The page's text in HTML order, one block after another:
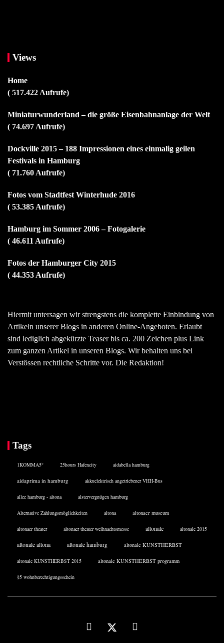
Views
Home
( 517.422 Aufrufe)
Miniaturwunderland – die größe Eisenbahnanlage der Welt
( 74.697 Aufrufe)
Dockville 2015 – 188 Impressionen eines einmalig geilen
Festivals in Hamburg
( 71.760 Aufrufe)
Fotos vom Stadtfest Winterhude 2016
( 53.385 Aufrufe)
Hamburg im Sommer 2006 – Fotogalerie
( 46.611 Aufrufe)
Fotos der Hamburger City 2015
( 44.353 Aufrufe)
Hiermit untersagen wir strengstens die komplette Einbindung von
Artikeln unserer Blogs in anderen Online-Angeboten. Erlaubt
sind lediglich abgekürzte Teaser bis ca. 200 Zeichen plus Link
zum ganzen Artikel in unseren Blogs. Wir behalten uns bei
Verstössen rechtliche Schritte vor. Die Redaktion!
Tags
1KOMMA5° 25hours Hafencity aidabella hamburg
aidaprima in hamburg akkuelektrisch angetriebener VHH-Bus
allee hamburg - altona alstervergnügen hamburg
Alternative Zahlungsmöglichkeiten altona altonaer museum
altonaer theater altonaer theater weihnachtsmesse altonale altonale 2015
altonale altona altonale hamburg altonale KUNSTHERBST
altonale KUNSTHERBST 2015 altonale KUNSTHERBST programm
§5 wohnberechtigungsschein